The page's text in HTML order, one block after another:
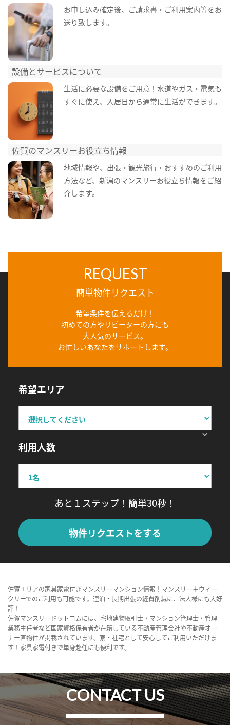
お申し込み確定後、ご請求書・ご利用案内等をお
送り致します。
設備とサービスについて
生活に必要な設備をご用意！水道やガス・電気も
すぐに使え、入居日から通常に生活ができます。
佐賀のマンスリーお役立ち情報
地域情報や、出張・観光旅行・おすすめのご利用
方法など、新潟のマンスリーお役立ち情報をご紹
介します。
REQUEST
簡単物件リクエスト
希望条件を伝えるだけ！
初めての方やリピーターの方にも
大人気のサービス。
お忙しいあなたをサポートします。
希望エリア
利用人数
あと１ステップ！簡単30秒！
物件リクエストをする
佐賀エリアの家具家電付きマンスリーマンション情報！マンスリー＋ウィー
クリーでのご利用も可能です。連泊・長期出張の経費削減に、法人様にも大好
評！
佐賀マンスリードットコムには、宅地建物取引士・マンション管理士・管理
業務主任者など国家資格保有者が在籍している不動産管理会社や不動産オー
ナー直物件が掲載されています。寮・社宅として安心してご利用いただけま
す！家具家電付きで単身赴任にも便利です。
CONTACT US